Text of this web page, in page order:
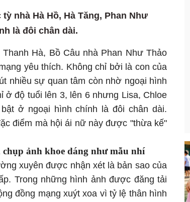
nhà Hà Hồ, Hà Tăng, Phan Như
là đôi chân dài.
Hà, Bồ Câu nhà Phan Như Thảo
yêu thích. Không chỉ bởi là con của
nhiều sự quan tâm còn nhờ ngoại hình
ở độ tuổi lên 3, lên 6 nhưng Lisa, Chloe
ở ngoại hình chính là đôi chân dài.
điểm mà hội ái nữ này được "thừa kế"
ảnh khoe dáng như mẫu nhí
xuyên được nhận xét là bản sao của
Trong những hình ảnh được đăng tải
đồng mạng xuýt xoa vì tỷ lệ thân hình